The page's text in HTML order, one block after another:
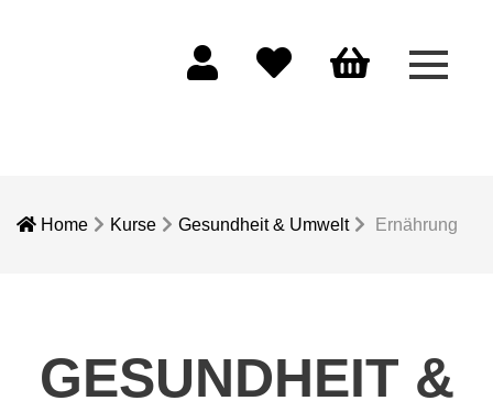
Menü
Home Kurse Gesundheit & Umwelt Ernährung
GESUNDHEIT &